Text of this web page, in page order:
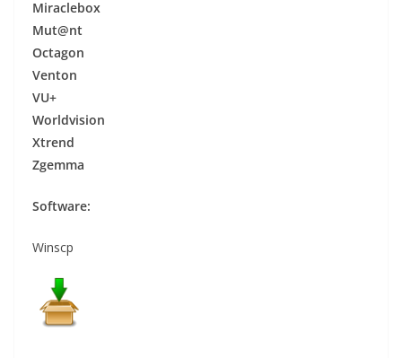
Miraclebox
Mut@nt
Octagon
Venton
VU+
Worldvision
Xtrend
Zgemma
Software:
Winscp